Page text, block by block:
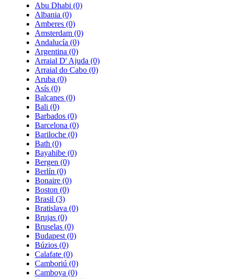
Abu Dhabi (0)
Albania (0)
Amberes (0)
Amsterdam (0)
Andalucía (0)
Argentina (0)
Arraial D' Ajuda (0)
Arraial do Cabo (0)
Aruba (0)
Asís (0)
Balcanes (0)
Bali (0)
Barbados (0)
Barcelona (0)
Bariloche (0)
Bath (0)
Bayahibe (0)
Bergen (0)
Berlín (0)
Bonaire (0)
Boston (0)
Brasil (3)
Bratislava (0)
Brujas (0)
Bruselas (0)
Budapest (0)
Búzios (0)
Calafate (0)
Camboriú (0)
Camboya (0)